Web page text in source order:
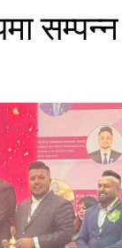
सम्पन्न